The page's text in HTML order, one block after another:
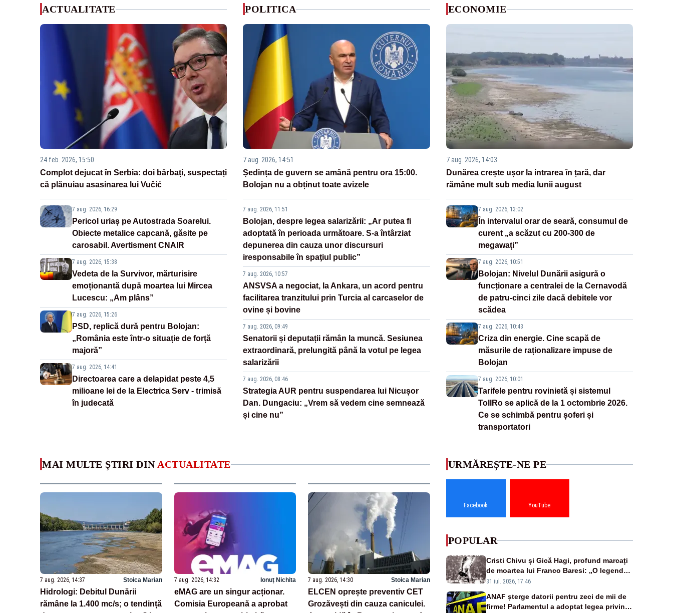
ACTUALITATE
24 feb. 2026, 15:50
Complot dejucat în Serbia: doi bărbați, suspectați
că plănuiau asasinarea lui Vučić
7 aug. 2026, 16:29
Pericol uriaș pe Autostrada Soarelui.
Obiecte metalice capcană, găsite pe
carosabil. Avertisment CNAIR
7 aug. 2026, 15:38
Vedeta de la Survivor, mărturisire
emoționantă după moartea lui Mircea
Lucescu: „Am plâns”
7 aug. 2026, 15:26
PSD, replică dură pentru Bolojan:
„România este într-o situație de forță
majoră”
7 aug. 2026, 14:41
Directoarea care a delapidat peste 4,5
milioane lei de la Electrica Serv - trimisă
în judecată
POLITICA
7 aug. 2026, 14:51
Ședința de guvern se amână pentru ora 15:00.
Bolojan nu a obținut toate avizele
7 aug. 2026, 11:51
Bolojan, despre legea salarizării: „Ar putea fi
adoptată în perioada următoare. S-a întârziat
depunerea din cauza unor discursuri
iresponsabile în spaţiul public”
7 aug. 2026, 10:57
ANSVSA a negociat, la Ankara, un acord pentru
facilitarea tranzitului prin Turcia al carcaselor de
ovine și bovine
7 aug. 2026, 09:49
Senatorii și deputații rămân la muncă. Sesiunea
extraordinară, prelungită până la votul pe legea
salarizării
7 aug. 2026, 08:46
Strategia AUR pentru suspendarea lui Nicușor
Dan. Dungaciu: „Vrem să vedem cine semnează
și cine nu”
ECONOMIE
7 aug. 2026, 14:03
Dunărea crește ușor la intrarea în țară, dar
rămâne mult sub media lunii august
7 aug. 2026, 13:02
În intervalul orar de seară, consumul de
curent „a scăzut cu 200-300 de
megawați”
7 aug. 2026, 10:51
Bolojan: Nivelul Dunării asigură o
funcționare a centralei de la Cernavodă
de patru-cinci zile dacă debitele vor
scădea
7 aug. 2026, 10:43
Criza din energie. Cine scapă de
măsurile de raționalizare impuse de
Bolojan
7 aug. 2026, 10:01
Tarifele pentru rovinietă și sistemul
TollRo se aplică de la 1 octombrie 2026.
Ce se schimbă pentru șoferi și
transportatori
MAI MULTE ȘTIRI DIN ACTUALITATE
7 aug. 2026, 14:37 Stoica Marian
Hidrologi: Debitul Dunării
rămâne la 1.400 mc/s; o tendință
7 aug. 2026, 14:32 Ionuț Nichita
eMAG are un singur acționar.
Comisia Europeană a aprobat
7 aug. 2026, 14:30 Stoica Marian
ELCEN oprește preventiv CET
Grozăvești din cauza caniculei.
URMĂREȘTE-NE PE
Facebook YouTube
POPULAR
Cristi Chivu și Gică Hagi, profund marcați
de moartea lui Franco Baresi: „O legendă
a fotbalului mondial”
31 iul. 2026, 17:46
ANAF șterge datorii pentru zeci de mii de
firme! Parlamentul a adoptat legea privind